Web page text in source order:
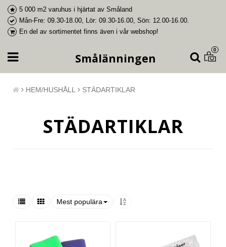
5 000 m2 varuhus i hjärtat av Småland
Mån-Fre: 09.30-18.00, Lör: 09.30-16.00, Sön: 12.00-16.00.
En del av sortimentet finns även i vår webshop!
Smålänningen
0
HEM/HUSHÅLL STÄDARTIKLAR
STÄDARTIKLAR
Mest populära